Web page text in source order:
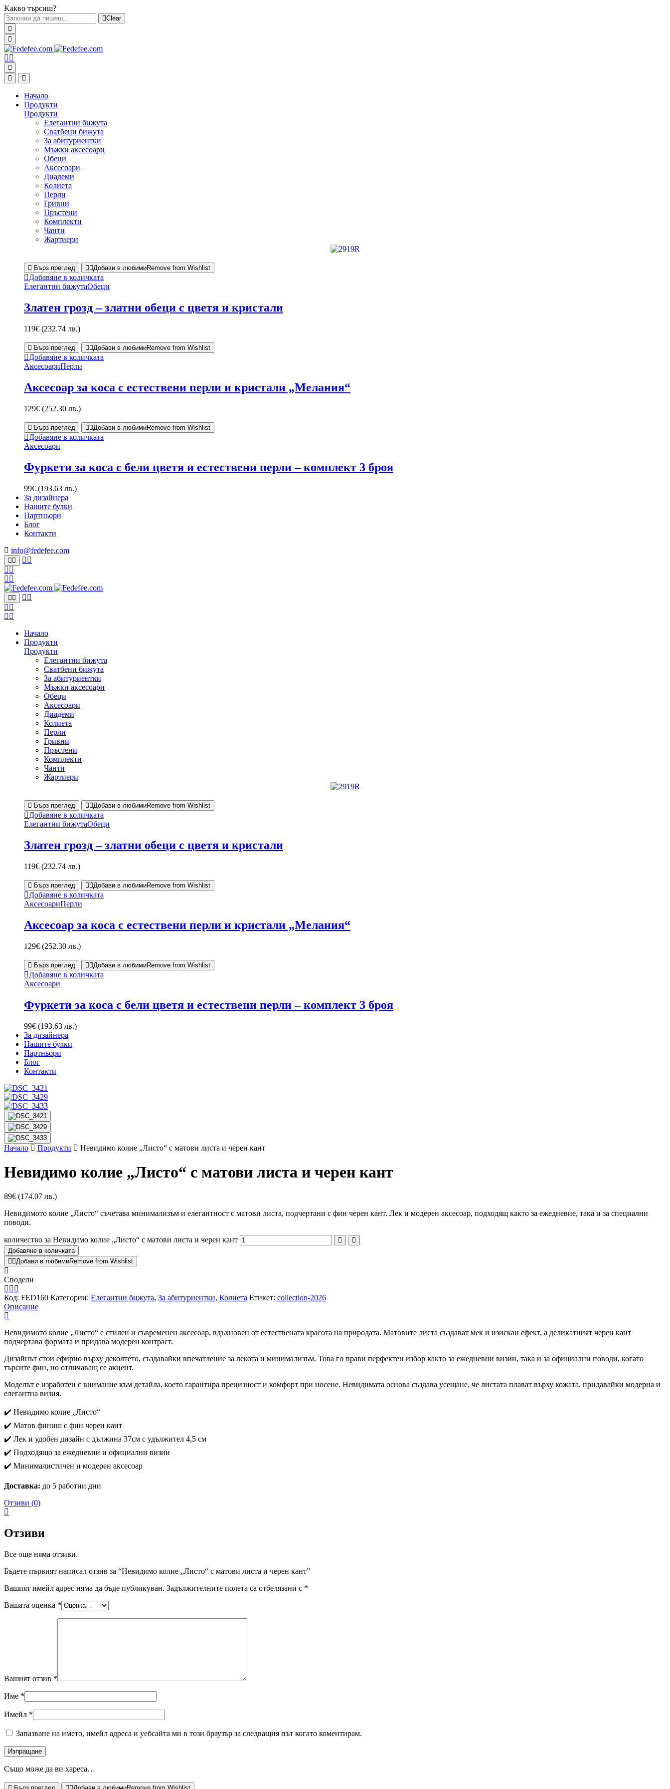
Kакво търсиш?
Clear
Начало
Продукти
Продукти
Елегантни бижута
Сватбени бижута
За абитуриентки
Мъжки аксесоари
Обеци
Аксесоари
Диадеми
Колиета
Перли
Гривни
Пръстени
Комплекти
Чанти
Жартиери
Бърз преглед Добави в любимиRemove from Wishlist
Добавяне в количката
Елегантни бижутаОбеци
Златен грозд – златни обеци с цветя и кристали
119€ (232.74 лв.)
Бърз преглед Добави в любимиRemove from Wishlist
Добавяне в количката
АксесоариПерли
Аксесоар за коса с естествени перли и кристали „Мелания“
129€ (252.30 лв.)
Бърз преглед Добави в любимиRemove from Wishlist
Добавяне в количката
Аксесоари
Фуркети за коса с бели цветя и естествени перли – комплект 3 броя
99€ (193.63 лв.)
За дизайнера
Нашите булки
Партньори
Блог
Контакти
info@fedefee.com
Начало
Продукти
Продукти
Елегантни бижута
Сватбени бижута
За абитуриентки
Мъжки аксесоари
Обеци
Аксесоари
Диадеми
Колиета
Перли
Гривни
Пръстени
Комплекти
Чанти
Жартиери
Бърз преглед Добави в любимиRemove from Wishlist
Добавяне в количката
Елегантни бижутаОбеци
Златен грозд – златни обеци с цветя и кристали
119€ (232.74 лв.)
Бърз преглед Добави в любимиRemove from Wishlist
Добавяне в количката
АксесоариПерли
Аксесоар за коса с естествени перли и кристали „Мелания“
129€ (252.30 лв.)
Бърз преглед Добави в любимиRemove from Wishlist
Добавяне в количката
Аксесоари
Фуркети за коса с бели цветя и естествени перли – комплект 3 броя
99€ (193.63 лв.)
За дизайнера
Нашите булки
Партньори
Блог
Контакти
Начало Продукти Невидимо колие „Листо“ с матови листа и черен кант
Невидимо колие „Листо“ с матови листа и черен кант
89€ (174.07 лв.)
Невидимото колие „Листо“ съчетава минимализъм и елегантност с матови листа, подчертани с фин черен кант. Лек и модерен аксесоар, подходящ както за ежедневие, така и за специални
поводи.
количество за Невидимо колие „Листо“ с матови листа и черен кант
Добавяне в количката
Добави в любимиRemove from Wishlist
Сподели
Код: FED160 Категории: Елегантни бижута, За абитуриентки, Колиета Етикет: collection-2026
Описание
Невидимото колие „Листо“ е стилен и съвременен аксесоар, вдъхновен от естествената красота на природата. Матовите листа създават мек и изискан ефект, а деликатният черен кант
подчертава формата и придава модерен контраст.
Дизайнът стои ефирно върху деколтето, създавайки впечатление за лекота и минимализъм. Това го прави перфектен избор както за ежедневни визии, така и за официални поводи, когато
търсите фин, но отличаващ се акцент.
Моделът е изработен с внимание към детайла, което гарантира прецизност и комфорт при носене. Невидимата основа създава усещане, че листата плават върху кожата, придавайки модерна и
елегантна визия.
✔️ Невидимо колие „Листо“
✔️ Матов финиш с фин черен кант
✔️ Лек и удобен дизайн с дължина 37см с удължител 4,5 см
✔️ Подходящо за ежедневни и официални визии
✔️ Минималистичен и модерен аксесоар
Доставка: до 5 работни дни
Отзиви (0)
Отзиви
Все още няма отзиви.
Бъдете първият написал отзив за “Невидимо колие „Листо“ с матови листа и черен кант”
Вашият имейл адрес няма да бъде публикуван. Задължителните полета са отбелязани с *
Вашата оценка *
Вашият отзив *
Име *
Имейл *
Запазване на името, имейл адреса и уебсайта ми в този браузър за следващия път когато коментирам.
Също може да ви хареса…